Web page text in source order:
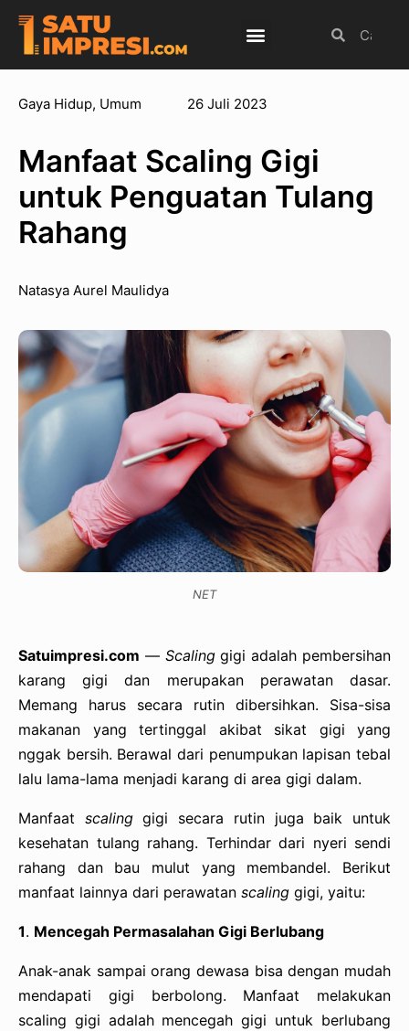
Gaya Hidup, Umum 26 Juli 2023
Manfaat Scaling Gigi
untuk Penguatan Tulang
Rahang
Natasya Aurel Maulidya
NET
Satuimpresi.com — Scalinggigi adalah pembersihan
karang gigi dan merupakan perawatan dasar.
Memang harus secara rutin dibersihkan. Sisa-sisa
makanan yang tertinggal akibat sikat gigi yang
nggak bersih. Berawal dari penumpukan lapisan tebal
lalu lama-lama menjadi karang di area gigi dalam.
Manfaat scalinggigi secara rutin juga baik untuk
kesehatan tulang rahang. Terhindar dari nyeri sendi
rahang dan bau mulut yang membandel. Berikut
manfaat lainnya dari perawatan scaling gigi, yaitu:
1. Mencegah Permasalahan Gigi Berlubang
Anak-anak sampai orang dewasa bisa dengan mudah
mendapati gigi berbolong. Manfaat melakukan
scaling gigi adalah mencegah gigi untuk berlubang